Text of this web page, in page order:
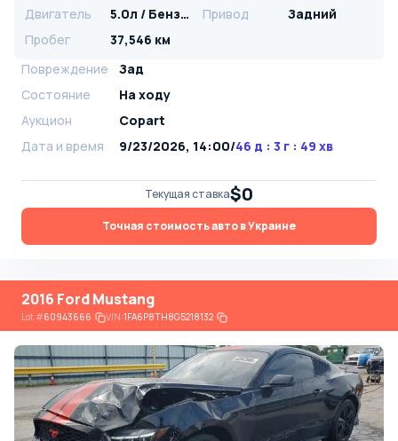
Двигатель 5.0л / Бензин Привод
Задний
Пробег
37,546 км
Повреждение
Зад
Состояние
На ходу
Аукцион
Copart
Дата и время
9/23/2026, 14:00/46 д : 3 г : 49 хв
Текущая ставка$0
Точная стоимость авто в Украине
2016 Ford Mustang
Lot#60943666 VIN:1FA6P8TH8G5218132